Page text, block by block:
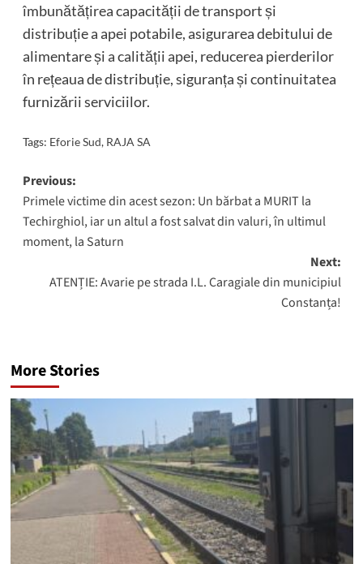
îmbunătățirea capacității de transport și
distribuție a apei potabile, asigurarea debitului de
alimentare și a calității apei, reducerea pierderilor
în rețeaua de distribuție, siguranța și continuitatea
furnizării serviciilor.
Tags: Eforie Sud, RAJA SA
Post
navigation
Previous:
Primele victime din acest sezon: Un bărbat a MURIT la
Techirghiol, iar un altul a fost salvat din valuri, în ultimul
moment, la Saturn
Next:
ATENȚIE: Avarie pe strada I.L. Caragiale din municipiul
Constanța!
More Stories